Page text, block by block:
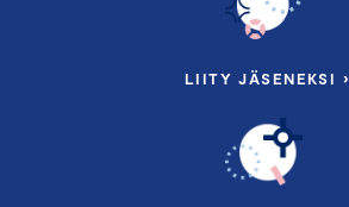
LIITY JÄSENEKSI ›